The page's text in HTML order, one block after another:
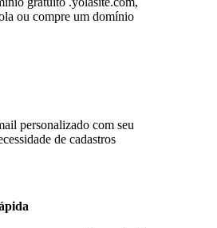
ou compre um domínio
personalizado com seu
de cadastros